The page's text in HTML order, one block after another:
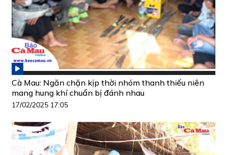
Cà Mau: Ngăn chặn kịp thời nhóm thanh thiếu niên
mang hung khí chuẩn bị đánh nhau
17/02/2025 17:05